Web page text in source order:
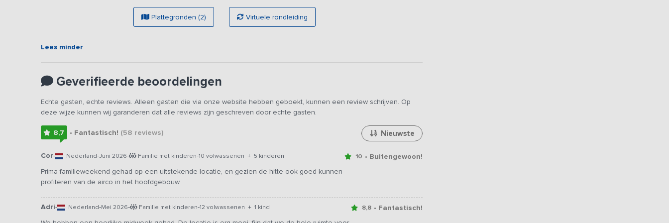
Plattegronden (2) Virtuele rondleiding
Lees minder
Geverifieerde beoordelingen
Echte gasten, echte reviews. Alleen gasten die via onze website hebben geboekt, kunnen een review schrijven. Op
deze wijze kunnen wij garanderen dat alle reviews zijn geschreven door echte gasten.
8,7 • Fantastisch! (58 reviews) Nieuwste
Cor- Nederland-Juni 2026- Familie met kinderen-10 volwassenen + 5 kinderen 10 • Buitengewoon!
Prima familieweekend gehad op een uitstekende locatie, en gezien de hitte ook goed kunnen
profiteren van de airco in het hoofdgebouw.
Adri- Nederland-Mei 2026- Familie met kinderen-12 volwassenen + 1 kind 8,8 • Fantastisch!